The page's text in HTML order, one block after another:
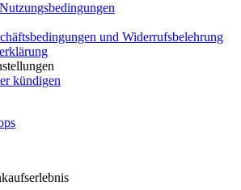
und Widerrufsbelehrung
kündigen